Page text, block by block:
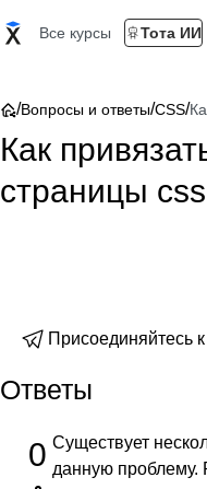
Все курсы Тота ИИ
/Вопросы и ответы/CSS/
Как
страницы css
Присоединяйтесь
Ответы
0 Существует
данную проблему.